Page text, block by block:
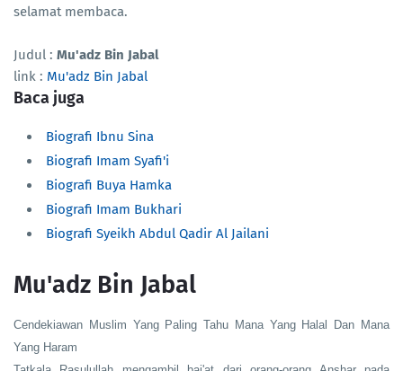
selamat membaca.
Judul : Mu'adz Bin Jabal
link : Mu'adz Bin Jabal
Baca juga
Biografi Ibnu Sina
Biografi Imam Syafi'i
Biografi Buya Hamka
Biografi Imam Bukhari
Biografi Syeikh Abdul Qadir Al Jailani
Mu'adz Bin Jabal
Cendekiawan Muslim Yang Paling Tahu Mana Yang Halal Dan Mana
Yang Haram